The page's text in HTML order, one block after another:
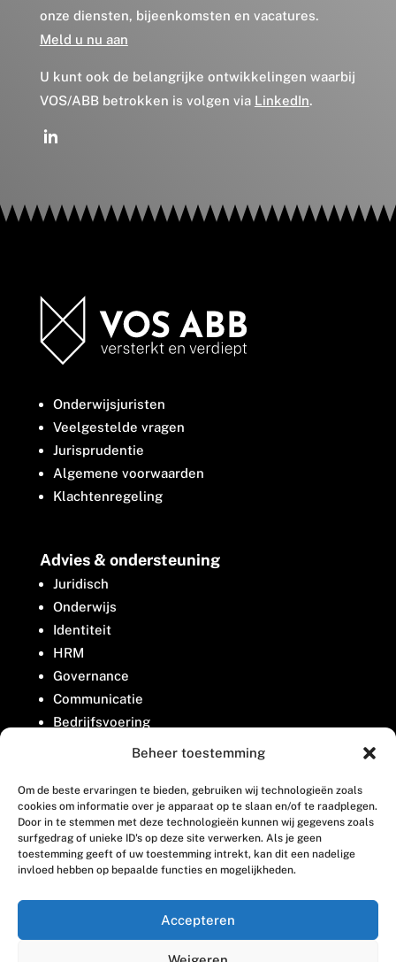
Beheer toestemming
Om de beste ervaringen te bieden, gebruiken wij technologieën zoals
cookies om informatie over je apparaat op te slaan en/of te raadplegen.
Door in te stemmen met deze technologieën kunnen wij gegevens zoals
surfgedrag of unieke ID's op deze site verwerken. Als je geen
toestemming geeft of uw toestemming intrekt, kan dit een nadelige
invloed hebben op bepaalde functies en mogelijkheden.
Accepteren
onze diensten, bijeenkomsten en vacatures.
Meld u nu aan
U kunt ook de belangrijke ontwikkelingen waarbij
VOS/ABB betrokken is volgen via LinkedIn.
Onderwijsjuristen
Veelgestelde vragen
Jurisprudentie
Algemene voorwaarden
Klachtenregeling
Advies & ondersteuning
Juridisch
Onderwijs
Identiteit
HRM
Governance
Communicatie
Bedrijfsvoering
Belangenbehartiging
Contact
Houttuinlaan 8
3447 GM Woerden